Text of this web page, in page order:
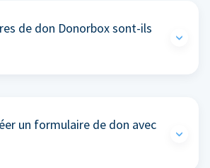
de don Donorbox sont-ils
un formulaire de don avec